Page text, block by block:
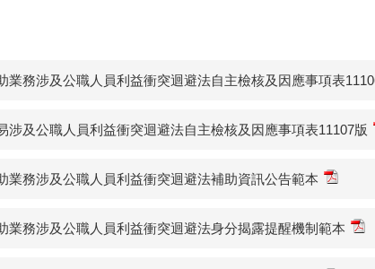
業務涉及公職人員利益衝突迴避法自主檢核及因應事項表
涉及公職人員利益衝突迴避法自主檢核及因應事項表11107版
業務涉及公職人員利益衝突迴避法補助資訊公告範本
業務涉及公職人員利益衝突迴避法身分揭露提醒機制範本